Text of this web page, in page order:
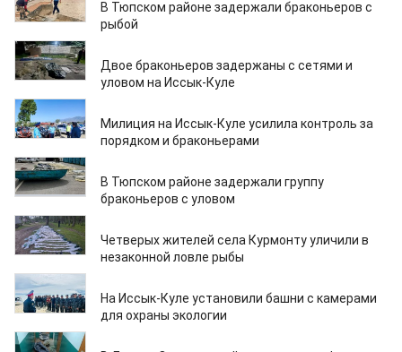
В Тюпском районе задержали браконьеров с
рыбой
10.06.2025
Двое браконьеров задержаны с сетями и
уловом на Иссык-Куле
07.06.2025
Милиция на Иссык-Куле усилила контроль за
порядком и браконьерами
05.06.2025
В Тюпском районе задержали группу
браконьеров с уловом
04.06.2025
Четверых жителей села Курмонту уличили в
незаконной ловле рыбы
03.06.2025
На Иссык-Куле установили башни с камерами
для охраны экологии
02.06.2025